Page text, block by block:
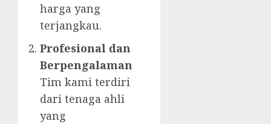
harga yang
terjangkau.
Profesional dan
Berpengalaman
Tim kami terdiri
dari tenaga ahli
yang